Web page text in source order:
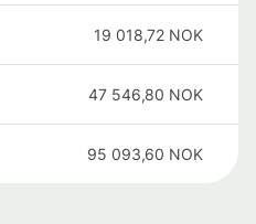
19 018,72 NOK
47 546,80 NOK
95 093,60 NOK